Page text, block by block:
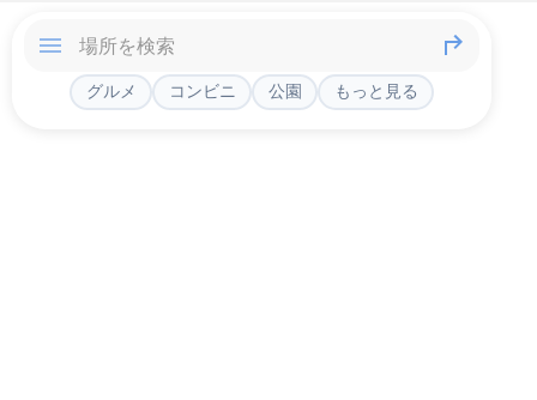
グルメ コンビニ 公園 もっと見る